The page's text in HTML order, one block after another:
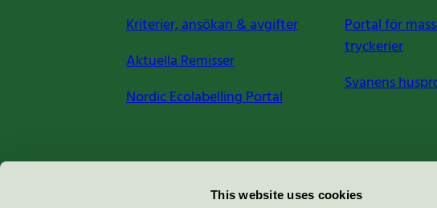
This website uses cookies
Kriterier, ansökan & avgifter
Aktuella Remisser
Nordic Ecolabelling Portal
Portal för
tryckerier
Svanens
Miljömärkning Sverige AB